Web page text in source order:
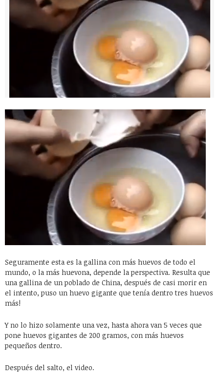
Seguramente esta es la gallina con más huevos de todo el
mundo, o la más huevona, depende la perspectiva. Resulta que
una gallina de un poblado de China, después de casi morir en
el intento, puso un huevo gigante que tenía dentro tres huevos
más!
Y no lo hizo solamente una vez, hasta ahora van 5 veces que
pone huevos gigantes de 200 gramos, con más huevos
pequeños dentro.
Después del salto, el video.